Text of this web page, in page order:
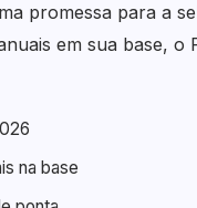
promessa para a
em sua base,
na base